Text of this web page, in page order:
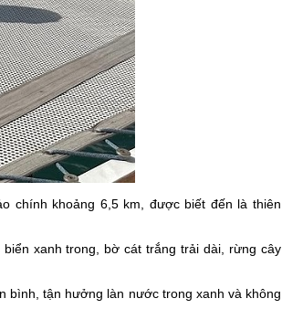
chính khoảng 6,5 km, được biết đến là thiên
xanh trong, bờ cát trắng trải dài, rừng cây
bình, tận hưởng làn nước trong xanh và không